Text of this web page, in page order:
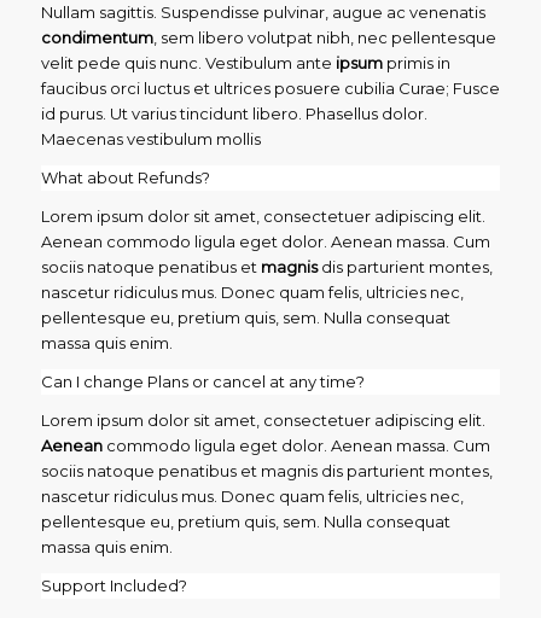
Nullam sagittis. Suspendisse pulvinar, augue ac venenatis
condimentum, sem libero volutpat nibh, nec pellentesque
velit pede quis nunc. Vestibulum ante ipsumprimis in
faucibus orci luctus et ultrices posuere cubilia Curae; Fusce
id purus. Ut varius tincidunt libero. Phasellus dolor.
Maecenas vestibulum mollis
What about Refunds?
Lorem ipsum dolor sit amet, consectetuer adipiscing elit.
Aenean commodo ligula eget dolor. Aenean massa. Cum
sociis natoque penatibus et magnisdis parturient montes,
nascetur ridiculus mus. Donec quam felis, ultricies nec,
pellentesque eu, pretium quis, sem. Nulla consequat
massa quis enim.
Can I change Plans or cancel at any time?
Lorem ipsum dolor sit amet, consectetuer adipiscing elit.
Aeneancommodo ligula eget dolor. Aenean massa. Cum
sociis natoque penatibus et magnis dis parturient montes,
nascetur ridiculus mus. Donec quam felis, ultricies nec,
pellentesque eu, pretium quis, sem. Nulla consequat
massa quis enim.
Support Included?